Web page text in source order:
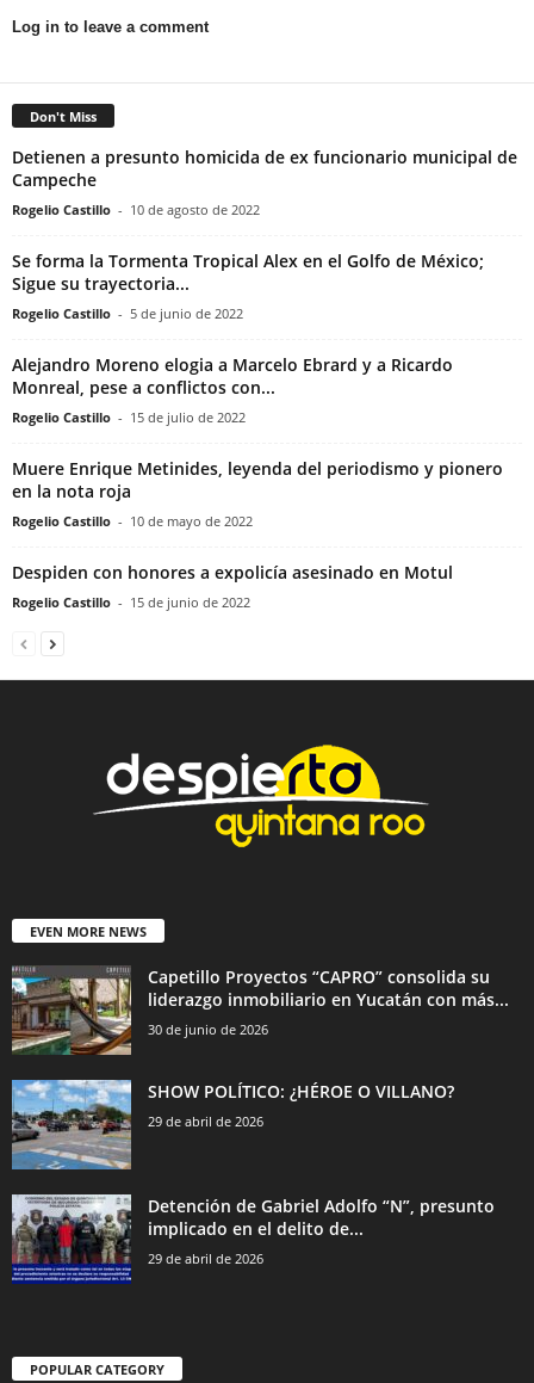
Log in to leave a comment
Don't Miss
Detienen a presunto homicida de ex funcionario municipal de
Campeche
Rogelio Castillo - 10 de agosto de 2022
Se forma la Tormenta Tropical Alex en el Golfo de México;
Sigue su trayectoria...
Rogelio Castillo - 5 de junio de 2022
Alejandro Moreno elogia a Marcelo Ebrard y a Ricardo
Monreal, pese a conflictos con...
Rogelio Castillo - 15 de julio de 2022
Muere Enrique Metinides, leyenda del periodismo y pionero
en la nota roja
Rogelio Castillo - 10 de mayo de 2022
Despiden con honores a expolicía asesinado en Motul
Rogelio Castillo - 15 de junio de 2022
EVEN MORE NEWS
Capetillo Proyectos “CAPRO” consolida su
liderazgo inmobiliario en Yucatán con más...
30 de junio de 2026
SHOW POLÍTICO: ¿HÉROE O VILLANO?
29 de abril de 2026
Detención de Gabriel Adolfo “N”, presunto
implicado en el delito de...
29 de abril de 2026
POPULAR CATEGORY